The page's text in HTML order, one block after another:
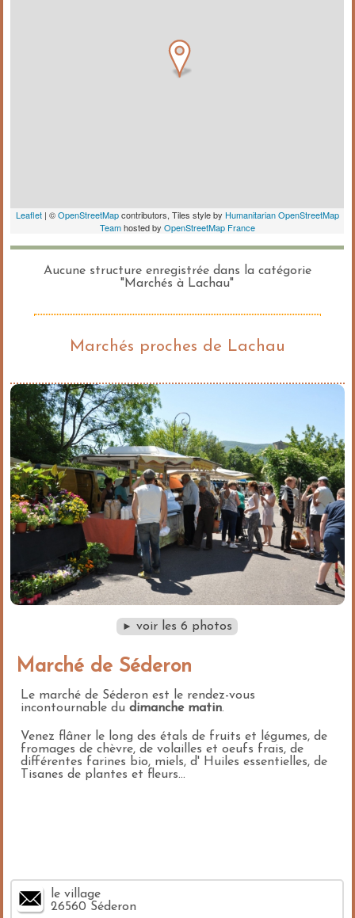
Aucune structure enregistrée dans la catégorie
"Marchés à Lachau"
Marchés proches de Lachau
► voir les 6 photos
Marché de Séderon
Le marché de Séderon est le rendez-vous
incontournable dudimanche matin.
Venez flâner le long des étals de fruits et légumes, de
fromages de chèvre, de volailles et oeufs frais, de
différentes farines bio, miels, d' Huiles essentielles, de
Tisanes de plantes et fleurs...
le village
26560 Séderon